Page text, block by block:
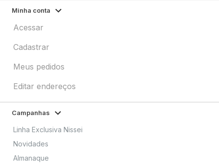
Minha conta
Acessar
Cadastrar
Meus pedidos
Editar endereços
Campanhas
Linha Exclusiva Nissei
Novidades
Almanaque